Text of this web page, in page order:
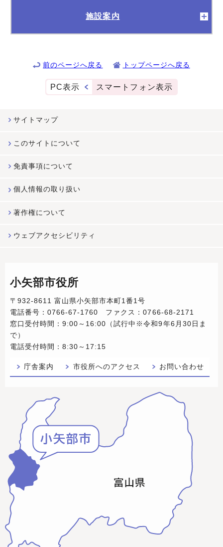
施設案内
前のページへ戻る トップページへ戻る
PC表示 スマートフォン表示
サイトマップ
このサイトについて
免責事項について
個人情報の取り扱い
著作権について
ウェブアクセシビリティ
小矢部市役所
〒932-8611 富山県小矢部市本町1番1号
電話番号：0766-67-1760 ファクス：0766-68-2171
窓口受付時間：9:00～16:00（試行中※令和9年6月30日ま
で）
電話受付時間：8:30～17:15
庁舎案内 市役所へのアクセス お問い合わせ